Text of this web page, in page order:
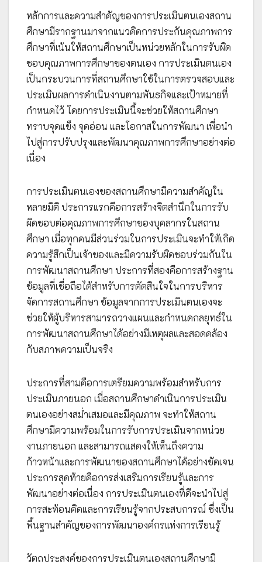
หลักการและความสำคัญของการประเมินตนเองสถาน
ศึกษามีรากฐานมาจากแนวคิดการประกันคุณภาพการ
ศึกษาที่เน้นให้สถานศึกษาเป็นหน่วยหลักในการรับผิด
ชอบคุณภาพการศึกษาของตนเอง การประเมินตนเอง
เป็นกระบวนการที่สถานศึกษาใช้ในการตรวจสอบและ
ประเมินผลการดำเนินงานตามพันธกิจและเป้าหมายที่
กำหนดไว้ โดยการประเมินนี้จะช่วยให้สถานศึกษา
ทราบจุดแข็ง จุดอ่อน และโอกาสในการพัฒนา เพื่อนำ
ไปสู่การปรับปรุงและพัฒนาคุณภาพการศึกษาอย่างต่อ
เนื่อง
การประเมินตนเองของสถานศึกษามีความสำคัญใน
หลายมิติ ประการแรกคือการสร้างจิตสำนึกในการรับ
ผิดชอบต่อคุณภาพการศึกษาของบุคลากรในสถาน
ศึกษา เมื่อทุกคนมีส่วนร่วมในการประเมินจะทำให้เกิด
ความรู้สึกเป็นเจ้าของและมีความรับผิดชอบร่วมกันใน
การพัฒนาสถานศึกษา ประการที่สองคือการสร้างฐาน
ข้อมูลที่เชื่อถือได้สำหรับการตัดสินใจในการบริหาร
จัดการสถานศึกษา ข้อมูลจากการประเมินตนเองจะ
ช่วยให้ผู้บริหารสามารถวางแผนและกำหนดกลยุทธ์ใน
การพัฒนาสถานศึกษาได้อย่างมีเหตุผลและสอดคล้อง
กับสภาพความเป็นจริง
ประการที่สามคือการเตรียมความพร้อมสำหรับการ
ประเมินภายนอก เมื่อสถานศึกษาดำเนินการประเมิน
ตนเองอย่างสม่ำเสมอและมีคุณภาพ จะทำให้สถาน
ศึกษามีความพร้อมในการรับการประเมินจากหน่วย
งานภายนอก และสามารถแสดงให้เห็นถึงความ
ก้าวหน้าและการพัฒนาของสถานศึกษาได้อย่างชัดเจน
ประการสุดท้ายคือการส่งเสริมการเรียนรู้และการ
พัฒนาอย่างต่อเนื่อง การประเมินตนเองที่ดีจะนำไปสู่
การสะท้อนคิดและการเรียนรู้จากประสบการณ์ ซึ่งเป็น
พื้นฐานสำคัญของการพัฒนาองค์กรแห่งการเรียนรู้
วัตถุประสงค์ของการประเมินตนเองสถานศึกษามี